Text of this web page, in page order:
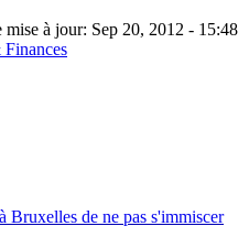
mise à jour: Sep 20, 2012 - 15:48
de ne pas s'immiscer